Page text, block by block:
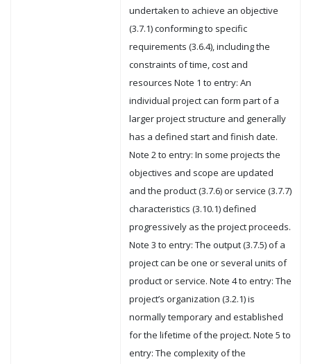
undertaken to achieve an objective
(3.7.1) conforming to specific
requirements (3.6.4), including the
constraints of time, cost and
resources Note 1 to entry: An
individual project can form part of a
larger project structure and generally
has a defined start and finish date.
Note 2 to entry: In some projects the
objectives and scope are updated
and the product (3.7.6) or service (3.7.7)
characteristics (3.10.1) defined
progressively as the project proceeds.
Note 3 to entry: The output (3.7.5) of a
project can be one or several units of
product or service. Note 4 to entry: The
project’s organization (3.2.1) is
normally temporary and established
for the lifetime of the project. Note 5 to
entry: The complexity of the